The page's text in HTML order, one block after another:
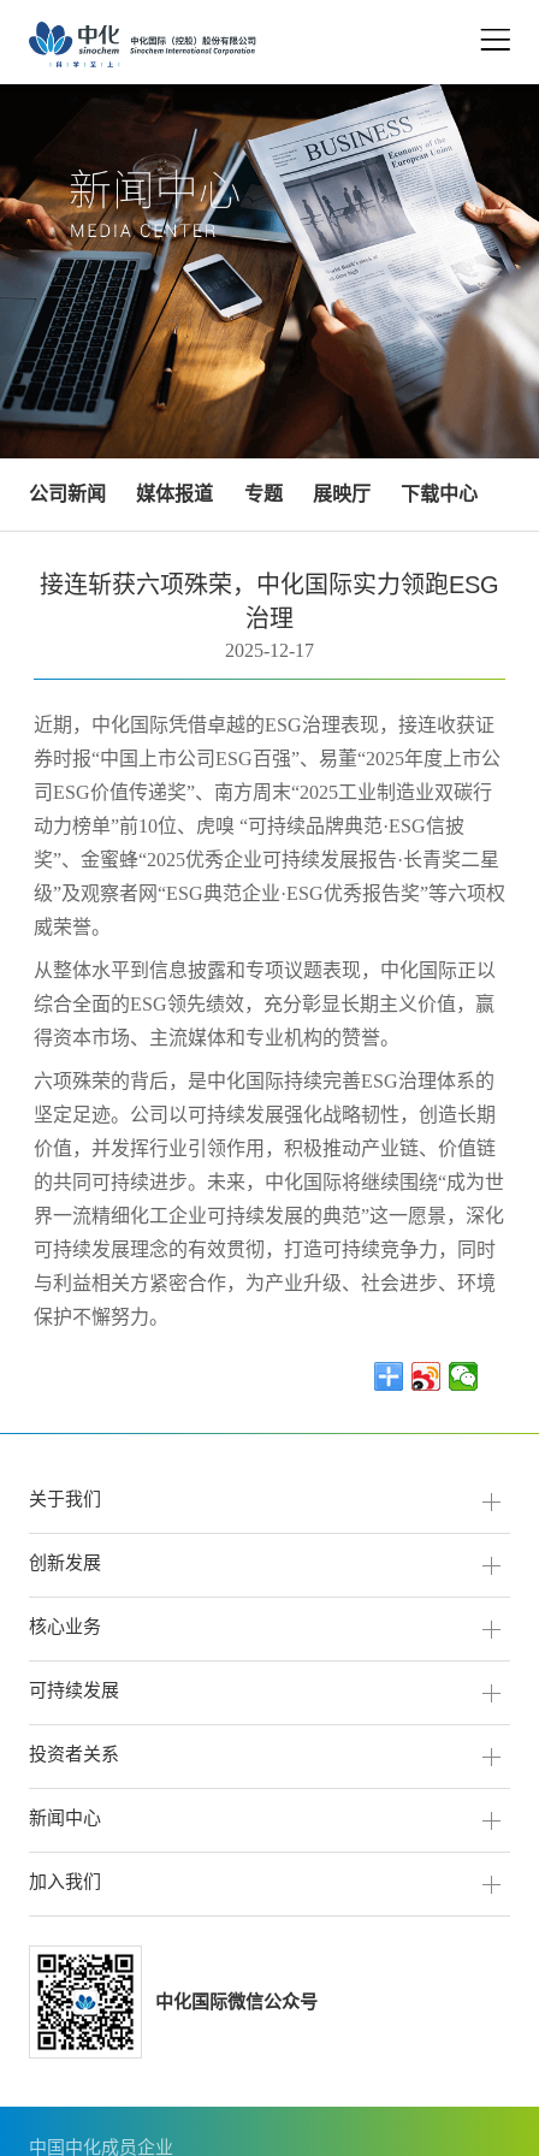
关于我们
核心业务
可持续发展
投资者关系
新闻中心
公司新闻
媒体报道 专题 展映厅 下载中心
接连斩获六项殊荣，中化国际实力领跑ESG
治理
2025-12-17
近期，中化国际凭借卓越的ESG治理表现，接连收获证
券时报“中国上市公司ESG百强”、易董“2025年度上市公
司ESG价值传递奖”、南方周末“2025工业制造业双碳行
动力榜单”前10位、虎嗅 “可持续品牌典范·ESG信披
奖”、金蜜蜂“2025优秀企业可持续发展报告·长青奖二星
级”及观察者网“ESG典范企业·ESG优秀报告奖”等六项权
威荣誉。
从整体水平到信息披露和专项议题表现，中化国际正以
综合全面的ESG领先绩效，充分彰显长期主义价值，赢
得资本市场、主流媒体和专业机构的赞誉。
六项殊荣的背后，是中化国际持续完善ESG治理体系的
坚定足迹。公司以可持续发展强化战略韧性，创造长期
价值，并发挥行业引领作用，积极推动产业链、价值链
的共同可持续进步。未来，中化国际将继续围绕“成为世
界一流精细化工企业可持续发展的典范”这一愿景，深化
可持续发展理念的有效贯彻，打造可持续竞争力，同时
与利益相关方紧密合作，为产业升级、社会进步、环境
保护不懈努力。
关于我们
创新发展
核心业务
可持续发展
投资者关系
新闻中心
加入我们
中化国际微信公众号
中国中化成员企业